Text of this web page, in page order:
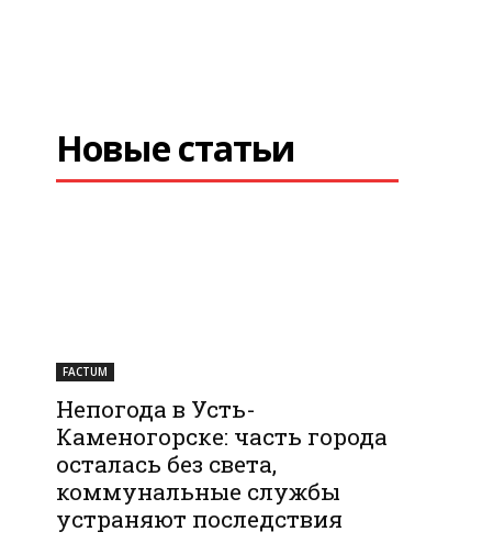
Новые статьи
FACTUM
Непогода в Усть-
Каменогорске: часть города
осталась без света,
коммунальные службы
устраняют последствия